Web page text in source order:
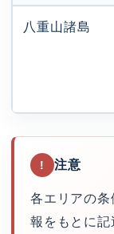
八重山諸島
! 注意
各エリアの
報をもとに記